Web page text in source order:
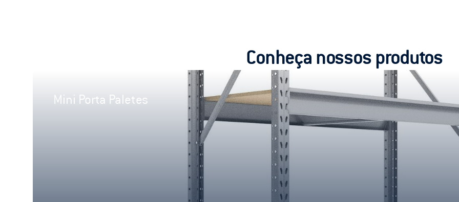
Conheça nossos produtos
Mini Porta Paletes